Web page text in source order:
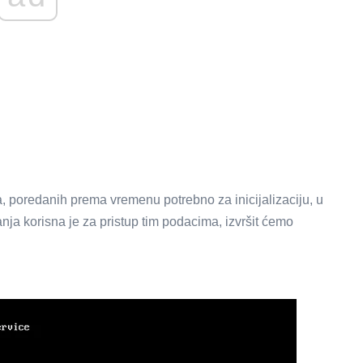
prema vremenu potrebno za inicijalizaciju, u
korisna je za pristup tim podacima, izvršit ćemo